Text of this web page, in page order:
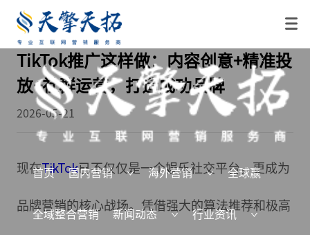
首页 国内营销 海外营销 全球赢
全域整合营销 新闻动态 行业资讯
TikTok推广这样做：内容创意+精准投
放+社群运营，打造成功品牌
2026-05-21
现在TikTok已不仅仅是一个娱乐社交平台，更成为
品牌营销的核心战场。凭借强大的算法推荐和极高